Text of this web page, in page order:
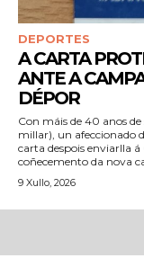
DEPORTES
A CARTA
ANTE A
DÉPOR
Con máis de 40 anos
millar), un afeccionado
carta despois enviarlla
9 Xullo, 2026